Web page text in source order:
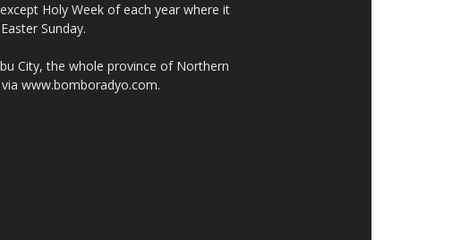
Holy Week of each year where it
Sunday.
City, the whole province of Northern
www.bomboradyo.com.